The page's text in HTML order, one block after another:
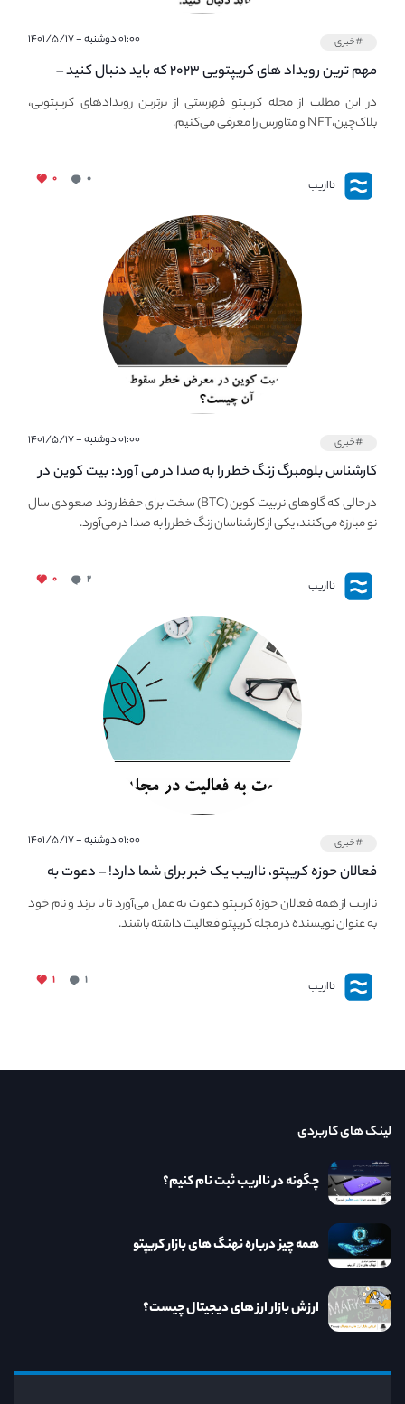
#خبری ۰۱:۰۰ دوشنبه - ۱۴۰۱/۵/۱۷
مهم ترین رویداد های کریپتویی ۲۰۲۳ که باید دنبال کنید –
معرفی بهترین رویداد های جهانی
در این مطلب از مجله کریپتو فهرستی از برترین رویدادهای کریپتویی،
بلاک‌چین،NFT و متاورس را معرفی می‌کنیم.
نااریب ۰ ۰
#خبری ۰۱:۰۰ دوشنبه - ۱۴۰۱/۵/۱۷
کارشناس بلومبرگ زنگ خطر را به صدا در می آورد: بیت کوین در
معرض خطر سقوط بزرگ است - دلیل آن چیست؟در حالی که گاوهای نر بیت کوین (BTC) سخت برای حفظ روند صعودی سال
نو مبارزه می‌کنند، یکی از کارشناسان زنگ خطر را به صدا در می‌آورد.
نااریب ۲ ۰
#خبری ۰۱:۰۰ دوشنبه - ۱۴۰۱/۵/۱۷
فعالان حوزه کریپتو، نااریب یک خبر برای شما دارد! – دعوت به
فعالیت در مجله کریپتو
نااریب از همه فعالان حوزه کریپتو دعوت به عمل می‌آورد تا با برند و نام خود
به عنوان نویسنده در مجله کریپتو فعالیت داشته باشند.
نااریب ۱ ۱
لینک های کاربردی
چگونه در نااریب ثبت نام کنیم؟
همه چیز درباره نهنگ های بازار کریپتو
ارزش بازار ارز های دیجیتال چیست؟